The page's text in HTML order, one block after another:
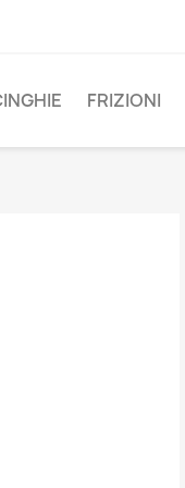
FRIZIONI